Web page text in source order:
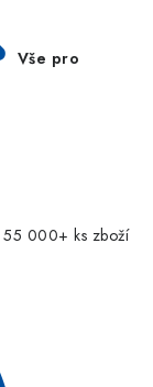
Vše pro
55 000+ ks zboží